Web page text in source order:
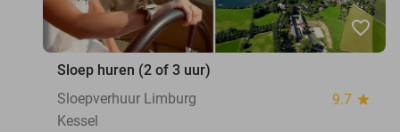
favorite_border
Sloep huren (2 of 3 uur)
Sloepverhuur Limburg
9.7 star
Kessel